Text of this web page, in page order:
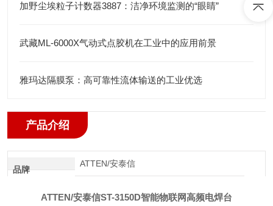
加野尘埃粒子计数器3887：洁净环境监测的“眼睛”
武藏ML-6000X气动式点胶机在工业中的应用前景
雅玛达隔膜泵：高可靠性流体输送的工业优选
产品介绍
品牌
ATTEN/安泰信
ATTEN/安泰信ST-3150D智能物联网高频电焊台